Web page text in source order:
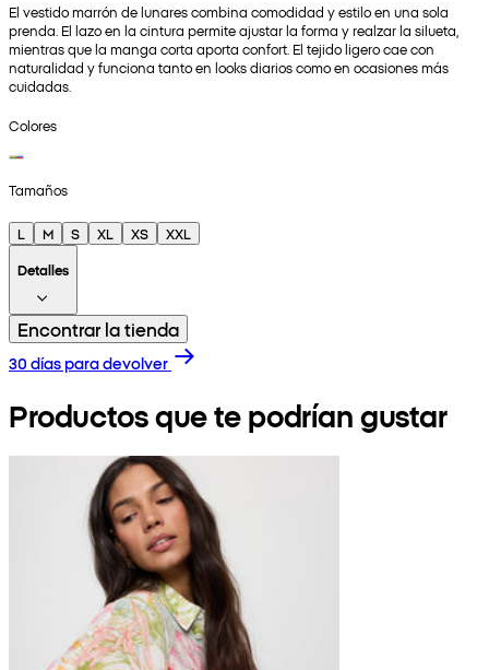
El vestido marrón de lunares combina comodidad y estilo en una sola
prenda. El lazo en la cintura permite ajustar la forma y realzar la silueta,
mientras que la manga corta aporta confort. El tejido ligero cae con
naturalidad y funciona tanto en looks diarios como en ocasiones más
cuidadas.
Colores
Tamaños
L M S XL XS
XXL
Detalles
Encontrar la tienda
30 días para devolver
Productos que te podrían gustar